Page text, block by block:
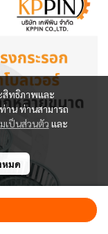
สิทธิภาพและ
าน ท่านสามารถ
เป็นส่วนตัว และ
มด